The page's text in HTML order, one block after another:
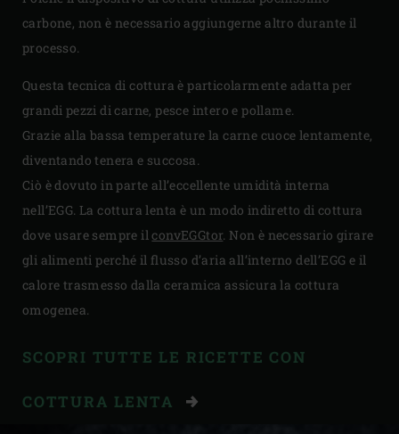
carbone, non è necessario aggiungerne altro durante il
processo.
Questa tecnica di cottura è particolarmente adatta per
grandi pezzi di carne, pesce intero e pollame.
Grazie alla bassa temperature la carne cuoce lentamente,
diventando tenera e succosa.
Ciò è dovuto in parte all’eccellente umidità interna
nell’EGG. La cottura lenta è un modo indiretto di cottura
dove usare sempre ilconvEGGtor. Non è necessario girare
gli alimenti perché il flusso d’aria all’interno dell’EGG e il
calore trasmesso dalla ceramica assicura la cottura
omogenea.
SCOPRI TUTTE LE RICETTE CON
COTTURA LENTA